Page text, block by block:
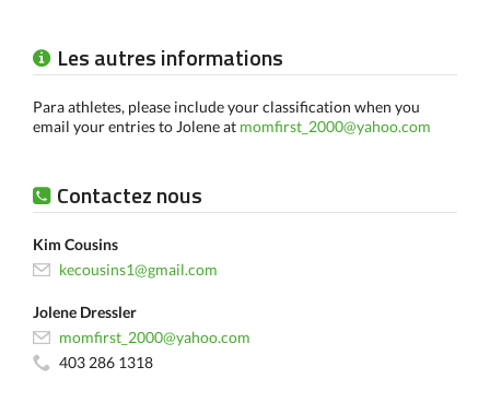
Les autres informations
Para athletes, please include your classification when you
email your entries to Jolene at momfirst_2000@yahoo.com
Contactez nous
Kim Cousins
kecousins1@gmail.com
Jolene Dressler
momfirst_2000@yahoo.com
403 286 1318